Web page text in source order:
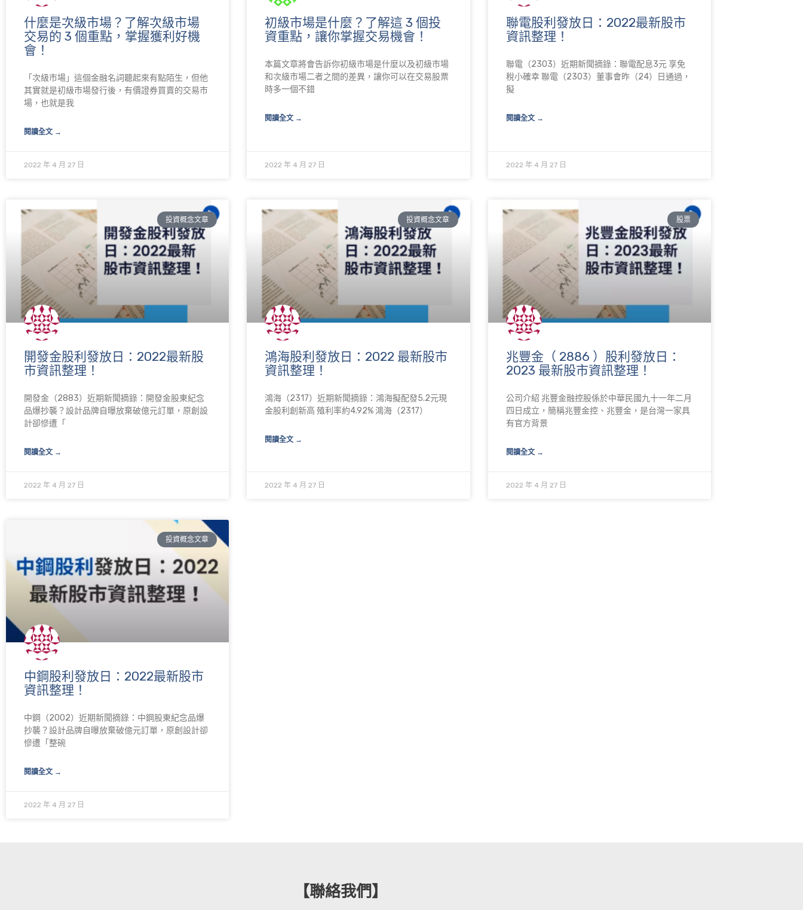
什麼是次級市場？了解次級市場
交易的 3 個重點，掌握獲利好機
會！
「次級市場」這個金融名詞聽起來有點陌生，但他
其實就是初級市場發行後，有價證券買賣的交易市
場，也就是我
閱讀全文 →
2022 年 4 月 27 日
初級市場是什麼？了解這 3 個投
資重點，讓你掌握交易機會！
本篇文章將會告訴你初級市場是什麼以及初級市場
和次級市場二者之間的差異，讓你可以在交易股票
時多一個不錯
閱讀全文 →
2022 年 4 月 27 日
聯電股利發放日：2022最新股市
資訊整理！
聯電（2303）近期新聞摘錄：聯電配息3元 享免
稅小確幸 聯電（2303）董事會昨（24）日通過，
擬
閱讀全文 →
2022 年 4 月 27 日
投資概念文章
開發金股利發放日：2022最新股
市資訊整理！
開發金（2883）近期新聞摘錄：開發金股東紀念
品爆抄襲？設計品牌自曝放棄破億元訂單，原創設
計卻慘遭「
閱讀全文 →
2022 年 4 月 27 日
投資概念文章
鴻海股利發放日：2022 最新股市
資訊整理！
鴻海（2317）近期新聞摘錄：鴻海擬配發5.2元現
金股利創新高 殖利率約4.92% 鴻海（2317）
閱讀全文 →
2022 年 4 月 27 日
股票
兆豐金（ 2886 ）股利發放日：
2023 最新股市資訊整理！
公司介紹 兆豐金融控股係於中華民國九十一年二月
四日成立，簡稱兆豐金控、兆豐金，是台灣一家具
有官方背景
閱讀全文 →
2022 年 4 月 27 日
投資概念文章
中鋼股利發放日：2022最新股市
資訊整理！
中鋼（2002）近期新聞摘錄：中鋼股東紀念品爆
抄襲？設計品牌自曝放棄破億元訂單，原創設計卻
慘遭「整碗
閱讀全文 →
2022 年 4 月 27 日
【聯絡我們】